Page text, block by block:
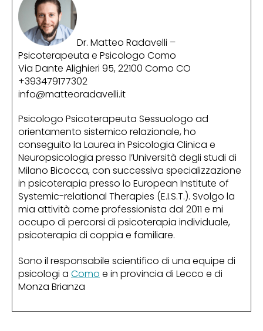
Dr. Matteo Radavelli –
Psicoterapeuta e Psicologo Como
Via Dante Alighieri 95, 22100 Como CO
+393479177302
info@matteoradavelli.it
Psicologo Psicoterapeuta Sessuologo ad
orientamento sistemico relazionale, ho
conseguito la Laurea in Psicologia Clinica e
Neuropsicologia presso l’Università degli studi di
Milano Bicocca, con successiva specializzazione
in psicoterapia presso lo European Institute of
Systemic-relational Therapies (E.I.S.T.). Svolgo la
mia attività come professionista dal 2011 e mi
occupo di percorsi di psicoterapia individuale,
psicoterapia di coppia e familiare.
Sono il responsabile scientifico di una equipe di
psicologi a Como e in provincia di Lecco e di
Monza Brianza